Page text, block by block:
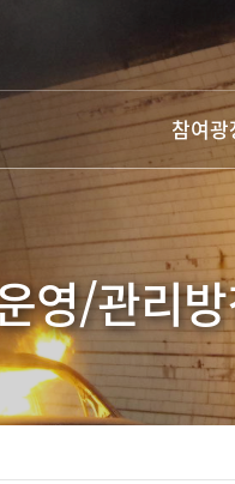
참여광
영/관리